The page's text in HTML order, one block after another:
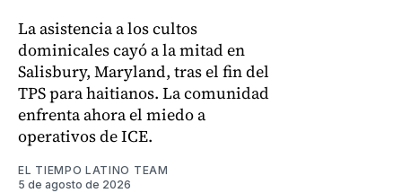
La asistencia a los cultos
dominicales cayó a la mitad en
Salisbury, Maryland, tras el fin del
TPS para haitianos. La comunidad
enfrenta ahora el miedo a
operativos de ICE.
EL TIEMPO LATINO TEAM
5 de agosto de 2026